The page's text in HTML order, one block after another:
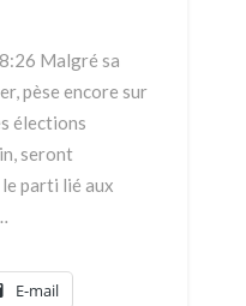
Malgré sa
pèse encore sur
élections
seront
parti lié aux
E-mail